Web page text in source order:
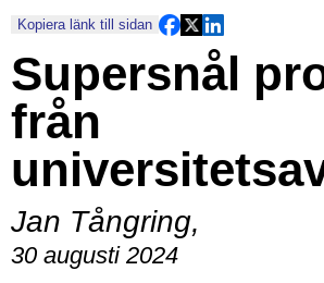
Kopiera länk till sidan
Supersnål
från
Jan Tångring,
30 augusti 2024